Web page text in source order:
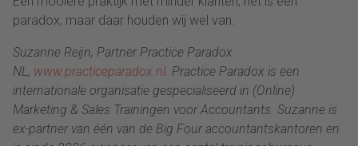
paradox, maar daar houden wij wel van.
Suzanne Reijn, Partner Practice Paradox
NL, www.practiceparadox.nl. Practice Paradox is een
internationale organisatie gespecialiseerd in (Online)
Marketing & Sales Trainingen voor Accountants. Suzanne is
ex-partner van één van de Big Four accountantskantoren en